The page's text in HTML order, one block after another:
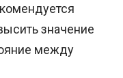
значение
между